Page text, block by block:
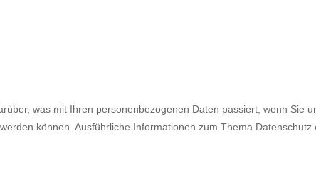
was mit Ihren personenbezogenen Daten passiert, wenn Sie
können. Ausführliche Informationen zum Thema